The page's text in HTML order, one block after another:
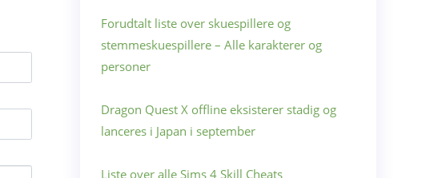
Forudtalt liste over skuespillere og
stemmeskuespillere – Alle karakterer og
personer
Dragon Quest X offline eksisterer stadig og
lanceres i Japan i september
Liste over alle Sims 4 Skill Cheats